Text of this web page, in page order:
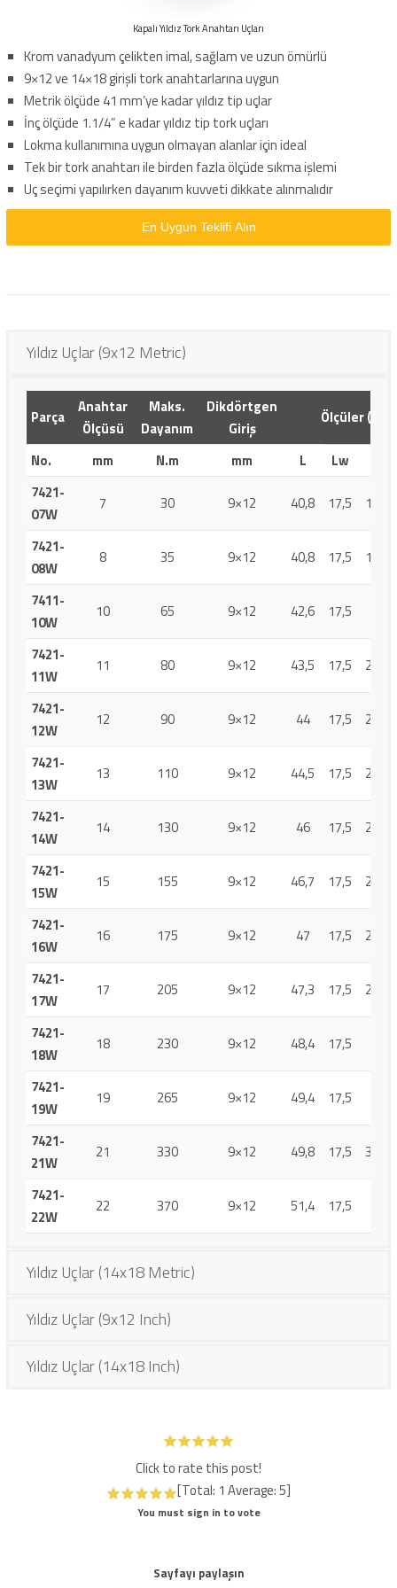
Kapalı Yıldız Tork Anahtarı Uçları
Krom vanadyum çelikten imal, sağlam ve uzun ömürlü
9×12 ve 14×18 girişli tork anahtarlarına uygun
Metrik ölçüde 41 mm’ye kadar yıldız tip uçlar
İnç ölçüde 1.1/4” e kadar yıldız tip tork uçları
Lokma kullanımına uygun olmayan alanlar için ideal
Tek bir tork anahtarı ile birden fazla ölçüde sıkma işlemi
Uç seçimi yapılırken dayanım kuvveti dikkate alınmalıdır
En Uygun Teklifi Alın
Yıldız Uçlar (9x12 Metric)
Parça
Anahtar
Ölçüsü
Maks.
Dayanım
Dikdörtgen
Giriş
Ölçüler (mm)
No. mm N.m mm L Lw
7421-
07W
7 30 9×12 40,8 17,5 19,8
7421-
08W
8 35 9×12 40,8 17,5 19,8
7411-
10W
10 65 9×12 42,6 17,5
7421-
11W
11 80 9×12 43,5 17,5 20,2
7421-
12W
12 90 9×12 44 17,5 22,2
7421-
13W
13 110 9×12 44,5 17,5 22,2
7421-
14W
14 130 9×12 46 17,5 23,5
7421-
15W
15 155 9×12 46,7 17,5 24,6
7421-
16W
16 175 9×12 47 17,5 26,4
7421-
17W
17 205 9×12 47,3 17,5 27,3
7421-
18W
18 230 9×12 48,4 17,5
7421-
19W
19 265 9×12 49,4 17,5
7421-
21W
21 330 9×12 49,8 17,5 33,4
7421-
22W
22 370 9×12 51,4 17,5
Yıldız Uçlar (14x18 Metric)
Yıldız Uçlar (9x12 Inch)
Yıldız Uçlar (14x18 Inch)
Click to rate this post!
[Total: 1 Average:5]
You must sign in to vote
Sayfayı paylaşın